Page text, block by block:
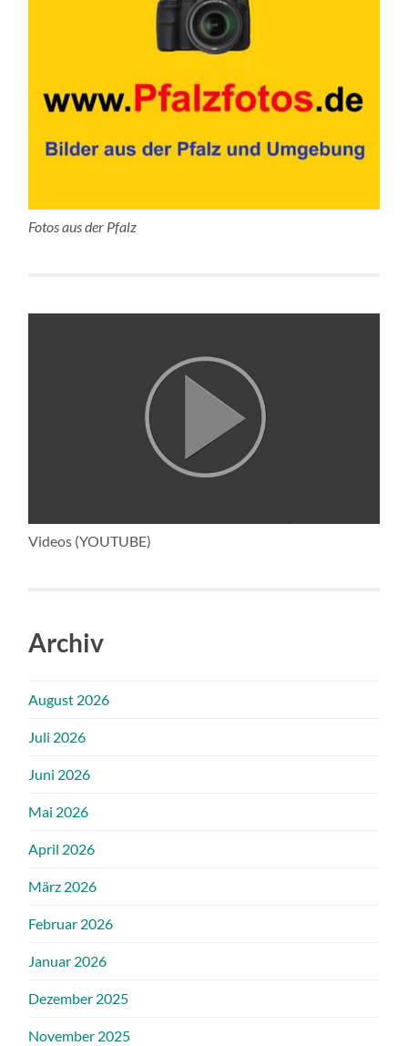
Fotos aus der Pfalz
Videos (YOUTUBE)
Archiv
August 2026
Juli 2026
Juni 2026
Mai 2026
April 2026
März 2026
Februar 2026
Januar 2026
Dezember 2025
November 2025